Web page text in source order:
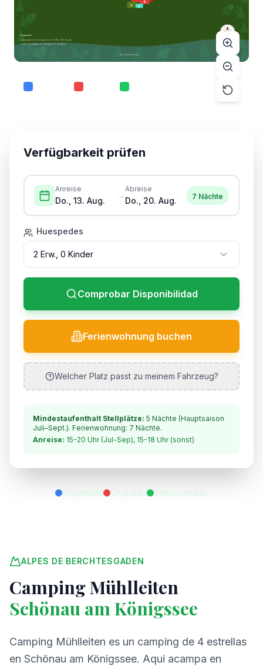
E
F G
Königsseer Ache
N
W
O
Legende:
A: Rezeption | B: Frischwasser | C: FeWo | D/E: Sanitär
F: Müll | G: Grillplatz | H: Spielplatz | P: Parkplatz
Verfügbarkeit prüfen
Anreise
Do., 13. Aug.
→
Abreise
Do., 20. Aug. 7 Nächte
Huespedes
2 Erw., 0 Kinder
Comprobar Disponibilidad
Ferienwohnung buchen
Welcher Platz passt zu meinem Fahrzeug?
Mindestaufenthalt Stellplätze: 5 Nächte (Hauptsaison
Juli–Sept.). Ferienwohnung: 7 Nächte.
Anreise: 15-20 Uhr (Jul-Sep), 15-18 Uhr (sonst)
Disponible Ocupado Seleccionado
ALPES DE BERCHTESGADEN
Camping Mühlleiten
Schönau am Königssee
Camping Mühlleiten es un camping de 4 estrellas
en Schönau am Königssee. Aqui acampa en